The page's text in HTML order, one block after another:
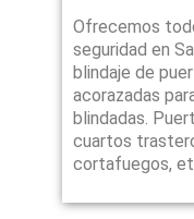
Ofrecemos
seguridad en
blindaje de
acorazadas
blindadas.
cuartos
cortafuegos,